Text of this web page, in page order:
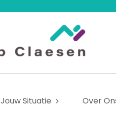
Jouw Situatie Over